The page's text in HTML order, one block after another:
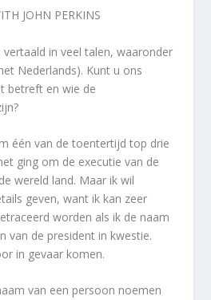
JOHN PERKINS
vertaald in veel talen, waaronder
Nederlands). Kunt u ons
betreft en wie de
één van de toentertijd top drie
ging om de executie van de
wereld land. Maar ik wil
geven, want ik kan zeer
worden als ik de naam
van de president in kwestie.
in gevaar komen.
van een persoon noemen